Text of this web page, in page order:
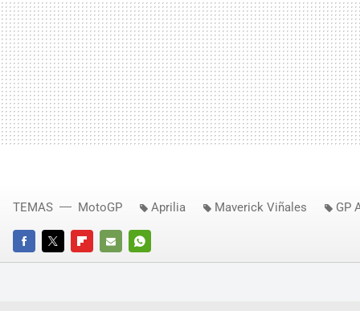
FACEBOOKTWITTERFLIPBOARD
E-
WHATSAPP
TEMAS MotoGP Aprilia Maverick Viñales GP